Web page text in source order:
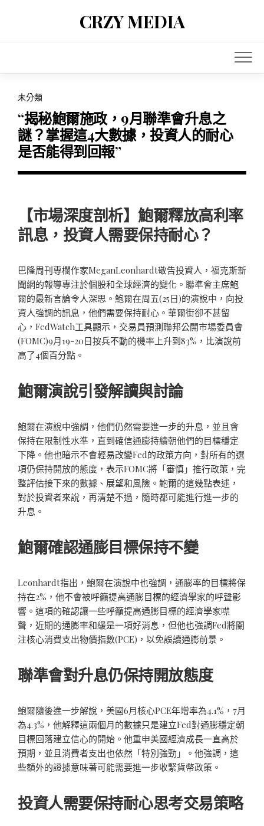
CRZY MEDIA
未分類
“揭秘鮑爾施政，9月聯準會升息之
謎？掌握這4大數據，投資人的耐心
是否能得到回報”
【市場深度剖析】鮑爾釋放高利率
訊息，投資人需要保持耐心？
巴隆周刊專欄作家MeganLeonhardt敬告投資人，福克斯新
聞網的報導專注於個股和全球經濟的變化。聯準會主席鮑
爾的最新言論令人深思。鮑爾在周五(25日)的演說中，向投
資人強調的訊息，他們需要保持耐心。華爾街卻不甚留
心，FedWatch工具顯示，交易員預測聯邦公開市場委員會
(FOMC)9月19-20日按兵不動的機率上升到83%，比演說前
高了4個百分點。
鮑爾演說引發解讀與討論
鮑爾在演說中強調，他們仍然需要進一步的升息，並且會
保持在限制性水準，直到確信通膨持續朝他們的目標穩定
下降。他也暗示不會輕易改變Fed的政策方向，對所有的選
項仍保持開放的態度，表示FOMC將「審慎」推行政策，完
整評估接下來的數據、展望和風險。鮑爾的這幾點表述，
對於投資者來說，再清楚不過，隨時都可能進行進一步的
升息。
鮑爾確認通膨目標保持不變
Leonhardt指出，鮑爾在演說中也強調，通膨率的目標將保
持在2%，他不會被呼籲提高通膨目標的經濟學家的呼聲影
響。這項的確認讓一些呼籲提高通膨目標的經濟學家噤
聲，近期的通膨率和緩是一項好消息，但他也強調Fed將關
注核心消費支出物價指數(PCE)，以免誤讀通膨前景。
聯準會對升息仍保持開放態度
鮑爾隨後進一步解說，美國6月核心PCE年增率為4.1%，7月
為4.3%，他解釋這兩個月的數據只是建立Fed對通膨穩定朝
目標回落建立信心的開始。他重申美國經濟成長一直高於
預期，並且消費者支出也依然「特別強勁」。他強調，這
些額外的證據意味著可能需要進一步收緊貨幣政策。
投資人需要保持耐心思考交易策略